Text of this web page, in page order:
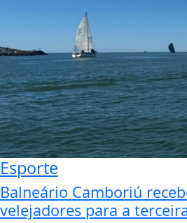
Esporte
Balneário Camboriú
velejadores para a